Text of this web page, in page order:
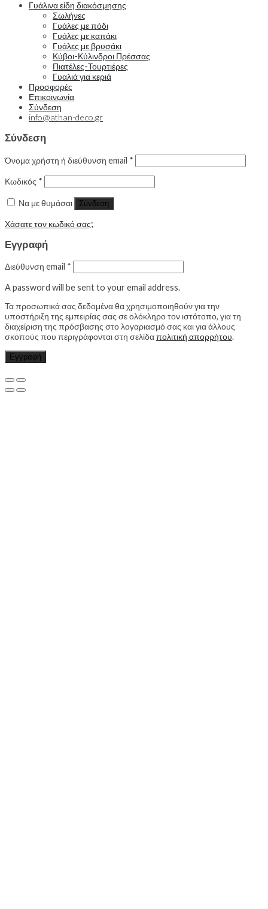
Γυάλινα είδη διακόσμησης
Σωλήνες
Γυάλες με πόδι
Γυάλες με καπάκι
Γυάλες με βρυσάκι
Κύβοι-Κύλινδροι Πρέσσας
Πιατέλες-Τουρτιέρες
Γυαλιά για κεριά
Προσφορές
Επικοινωνία
Σύνδεση
info@athan-deco.gr
Σύνδεση
Όνομα χρήστη ή διεύθυνση email *
Κωδικός *
Να με θυμάσαι Σύνδεση
Χάσατε τον κωδικό σας;
Εγγραφή
Διεύθυνση email *
A password will be sent to your email address.
Τα προσωπικά σας δεδομένα θα χρησιμοποιηθούν για την
υποστήριξη της εμπειρίας σας σε ολόκληρο τον ιστότοπο, για τη
διαχείριση της πρόσβασης στο λογαριασμό σας και για άλλους
σκοπούς που περιγράφονται στη σελίδαπολιτική απορρήτου.
Εγγραφή